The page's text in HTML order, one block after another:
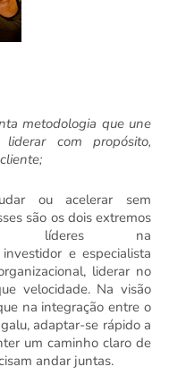
metodologia que une
liderar com propósito,
;
ou acelerar sem
são os dois extremos
líderes na
e especialista
liderar no
velocidade. Na visão
na integração entre o
adaptar-se rápido a
um caminho claro de
andar juntas.